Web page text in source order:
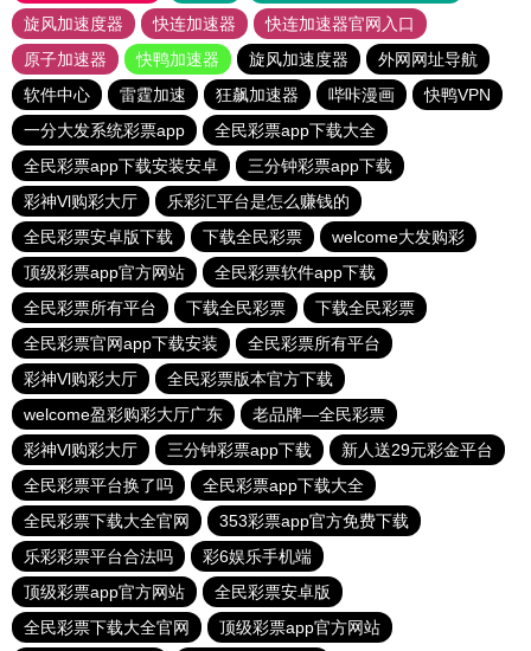
旋风加速度器
快连加速器
快连加速器官网入口
原子加速器
快鸭加速器 旋风加速度器
外网网址导航
软件中心
雷霆加速 狂飙加速器 哔咔漫画
快鸭VPN
一分大发系统彩票app
全民彩票app下载大全
全民彩票app下载安装安卓
三分钟彩票app下载
彩神Vl购彩大厅
乐彩汇平台是怎么赚钱的
全民彩票安卓版下载
下载全民彩票
welcome大发购彩
顶级彩票app官方网站
全民彩票软件app下载
全民彩票所有平台
下载全民彩票
下载全民彩票
全民彩票官网app下载安装
全民彩票所有平台
彩神Vl购彩大厅
全民彩票版本官方下载
welcome盈彩购彩大厅广东
老品牌—全民彩票
彩神Vl购彩大厅
三分钟彩票app下载
新人送29元彩金平台
全民彩票平台换了吗
全民彩票app下载大全
全民彩票下载大全官网
353彩票app官方免费下载
乐彩彩票平台合法吗
彩6娱乐手机端
顶级彩票app官方网站
全民彩票安卓版
全民彩票下载大全官网
顶级彩票app官方网站